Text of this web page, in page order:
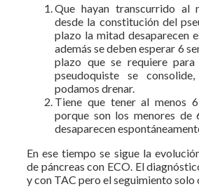
Que hayan transcurrido al
desde la constitución del
plazo la mitad desaparecen
además se deben esperar 6
plazo que se requiere
pseudoquiste se
podamos drenar.
Tiene que tener al menos
porque son los menores de
desaparecen
En ese tiempo se sigue la
de páncreas con ECO. El
y con TAC pero el seguimiento solo